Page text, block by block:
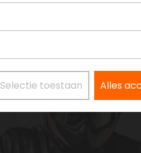
Selectie toestaan Alles